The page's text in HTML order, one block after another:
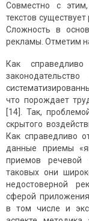
Совместно с
текстов
Сложность в
рекламы. Отметим
Как
что порождает
[14]. Так,
скрытого
Как справедливо
данные приемы
приемов речевой
таковых они
недостоверной
сферой
в том числе и